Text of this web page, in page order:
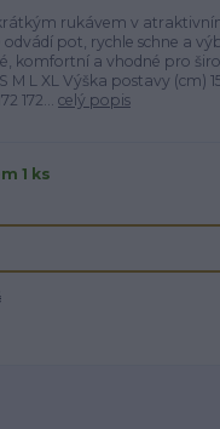
rukávem v
pot, rychle schne a
komfortní a vhodné pro
L XL Výška postavy (cm)
172... celý popis
1 ks